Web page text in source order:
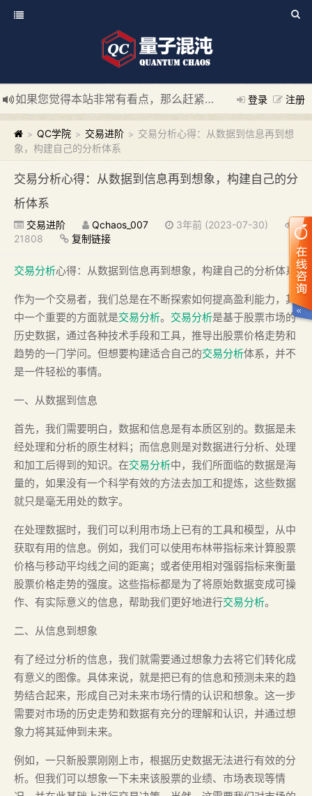
登录 注册
如果您觉得本站非常有看点，那么赶紧使用Ctrl+D 收藏我们吧
新添加量子混沌系统板块，欢迎大家访问！
---“量子混沌系
> QC学院 > 交易进阶 > 交易分析心得：从数据到信息再到想
象，构建自己的分析体系
交易分析心得：从数据到信息再到想象，构建自己的分
析体系
交易进阶 Qchaos_007
3年前 (2023-07-30)
21808
复制链接
交易分析心得：从数据到信息再到想象，构建自己的分析体系
作为一个交易者，我们总是在不断探索如何提高盈利能力，其
中一个重要的方面就是交易分析。 交易分析是基于股票市场的
历史数据，通过各种技术手段和工具，推导出股票价格走势和
趋势的一门学问。但想要构建适合自己的交易分析体系，并不
是一件轻松的事情。
一、从数据到信息
首先，我们需要明白，数据和信息是有本质区别的。数据是未
经处理和分析的原生材料；而信息则是对数据进行分析、处理
和加工后得到的知识。在交易分析中，我们所面临的数据是海
量的，如果没有一个科学有效的方法去加工和提炼，这些数据
就只是毫无用处的数字。
在处理数据时，我们可以利用市场上已有的工具和模型，从中
获取有用的信息。例如，我们可以使用布林带指标来计算股票
价格与移动平均线之间的距离；或者使用相对强弱指标来衡量
股票价格走势的强度。这些指标都是为了将原始数据变成可操
作、有实际意义的信息，帮助我们更好地进行交易分析。
二、从信息到想象
有了经过分析的信息，我们就需要通过想象力去将它们转化成
有意义的图像。具体来说，就是把已有的信息和预测未来的趋
势结合起来，形成自己对未来市场行情的认识和想象。这一步
需要对市场的历史走势和数据有充分的理解和认识，并通过想
象力将其延伸到未来。
例如，一只新股票刚刚上市，根据历史数据无法进行有效的分
析。但我们可以想象一下未来该股票的业绩、市场表现等情